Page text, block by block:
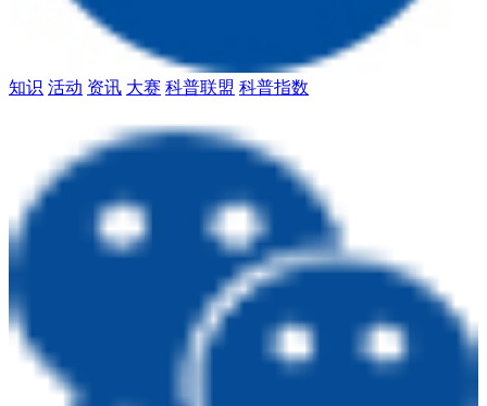
知识 活动 资讯 大赛 科普联盟 科普指数